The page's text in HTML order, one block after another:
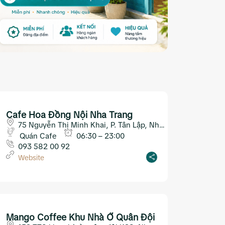
Cafe Hoa Đồng Nội Nha Trang
75 Nguyễn Thị Minh Khai, P. Tân Lập, Nha
Trang
Quán Cafe
06:30 – 23:00
093 582 00 92
Website
Mango Coffee Khu Nhà Ở Quân Đội